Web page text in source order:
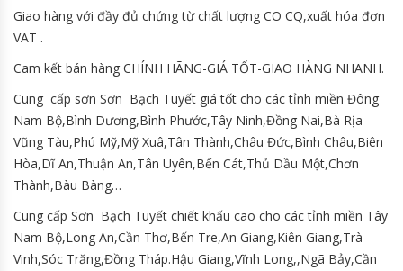
Giao hàng với đầy đủ chứng từ chất lượng CO CQ,xuất hóa đơn
VAT .
Cam kết bán hàng CHÍNH HÃNG-GIÁ TỐT-GIAO HÀNG NHANH.
Cung cấp sơn Sơn Bạch Tuyết giá tốt cho các tỉnh miền Đông
Nam Bộ,Bình Dương,Bình Phước,Tây Ninh,Đồng Nai,Bà Rịa
Vũng Tàu,Phú Mỹ,Mỹ Xuâ,Tân Thành,Châu Đức,Bình Châu,Biên
Hòa,Dĩ An,Thuận An,Tân Uyên,Bến Cát,Thủ Dầu Một,Chơn
Thành,Bàu Bàng…
Cung cấp Sơn Bạch Tuyết chiết khấu cao cho các tỉnh miền Tây
Nam Bộ,Long An,Cần Thơ,Bến Tre,An Giang,Kiên Giang,Trà
Vinh,Sóc Trăng,Đồng Tháp.Hậu Giang,Vĩnh Long,,Ngã Bảy,Cần